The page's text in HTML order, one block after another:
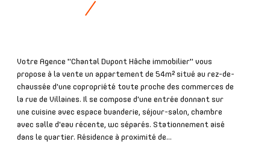
Votre Agence "Chantal Dupont Hâche immobilier" vous
propose à la vente un appartement de 54m² situé au rez-de-
chaussée d'une copropriété toute proche des commerces de
la rue de Villaines. Il se compose d'une entrée donnant sur
une cuisine avec espace buanderie, séjour-salon, chambre
avec salle d'eau récente, wc séparés. Stationnement aisé
dans le quartier. Résidence à proximité de...